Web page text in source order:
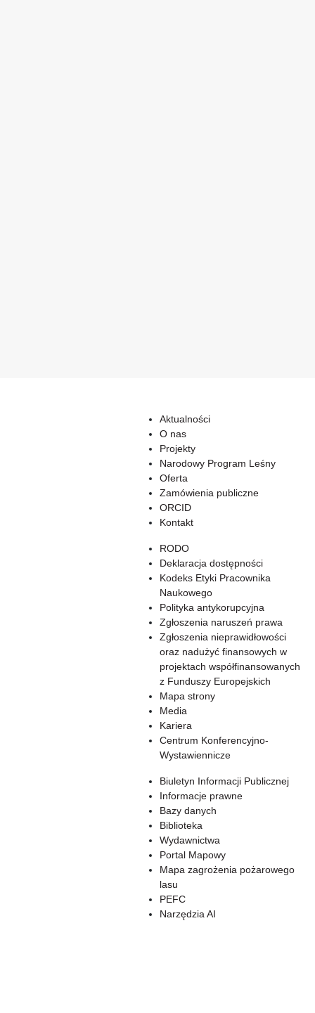
Aktualności
O nas
Projekty
Narodowy Program Leśny
Oferta
Zamówienia publiczne
ORCID
Kontakt
RODO
Deklaracja dostępności
Kodeks Etyki Pracownika
Naukowego
Polityka antykorupcyjna
Zgłoszenia naruszeń prawa
Zgłoszenia nieprawidłowości
oraz nadużyć finansowych w
projektach współfinansowanych
z Funduszy Europejskich
Mapa strony
Media
Kariera
Centrum Konferencyjno-
Wystawiennicze
Biuletyn Informacji Publicznej
Informacje prawne
Bazy danych
Biblioteka
Wydawnictwa
Portal Mapowy
Mapa zagrożenia pożarowego
lasu
PEFC
Narzędzia AI